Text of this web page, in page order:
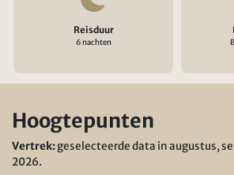
Reisduur
6 nachten
Hoogtepunten
Vertrek:geselecteerde data in augustus,
2026.